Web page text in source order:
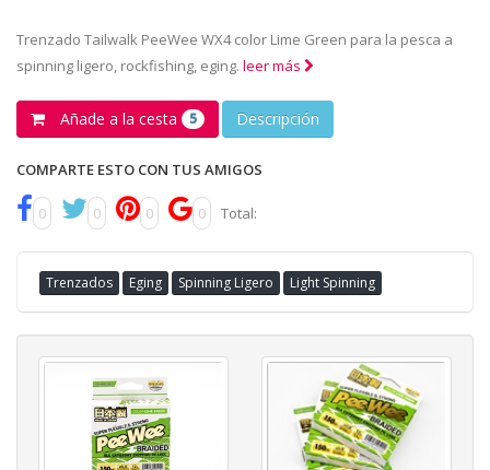
Trenzado Tailwalk PeeWee WX4 color Lime Green para la pesca a
spinning ligero, rockfishing, eging. leer más
Añade a la cesta 5 Descripción
COMPARTE ESTO CON TUS AMIGOS
0 0 0 0 Total:
Trenzados Eging Spinning Ligero Light Spinning